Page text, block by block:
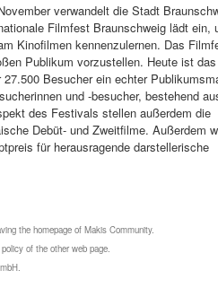
verwandelt die Stadt
Filmfest Braunschweig lädt ein,
Kinofilmen kennenzulernen. Das
Publikum vorzustellen. Heute ist
Besucher ein echter
und -besucher, bestehend
des Festivals stellen außerdem die
Debüt- und Zweitfilme. Außerdem
für herausragende darstellerische
the homepage of Makis Community.
of the other web page.